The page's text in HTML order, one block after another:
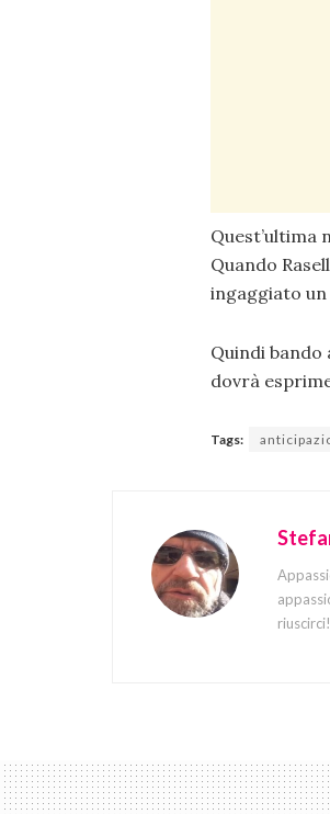
Quest’ultima
Quando
ingaggiato
Quindi bando
dovrà
Tags:
riuscirci!